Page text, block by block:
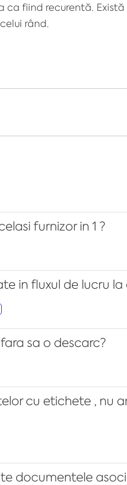
fiind recurentă. Există
rând.
furnizor in 1 ?
in fluxul de lucru
sa o descarc?
cu etichete , nu
documentele